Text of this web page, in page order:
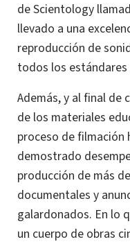
de Scientology
llevado a una
reproducción de
todos los
Además, y al final de
de los materiales
proceso de filmación
demostrado
producción de más
documentales y
galardonados. En lo
un cuerpo de obras